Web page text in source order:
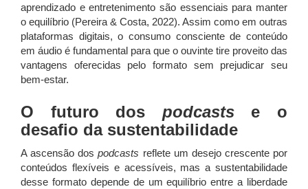
aprendizado e entretenimento são essenciais para manter
o equilíbrio (Pereira & Costa, 2022). Assim como em outras
plataformas digitais, o consumo consciente de conteúdo
em áudio é fundamental para que o ouvinte tire proveito das
vantagens oferecidas pelo formato sem prejudicar seu
bem-estar.
O futuro dos podcastse o
desafio da sustentabilidade
A ascensão dospodcasts reflete um desejo crescente por
conteúdos flexíveis e acessíveis, mas a sustentabilidade
desse formato depende de um equilíbrio entre a liberdade